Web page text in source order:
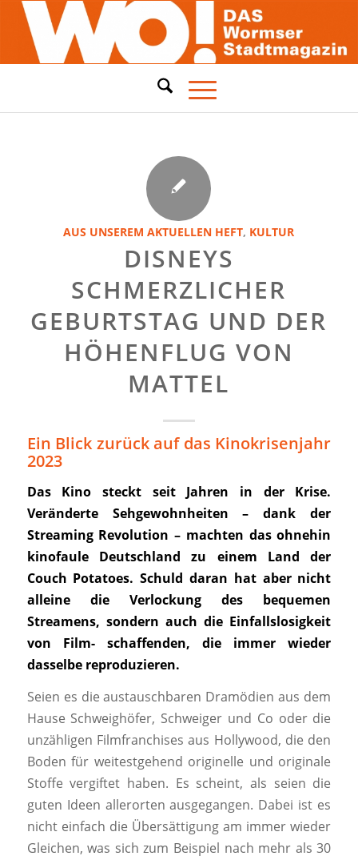
AUS UNSEREM AKTUELLEN HEFT, KULTUR
DISNEYS
SCHMERZLICHER
GEBURTSTAG UND DER
HÖHENFLUG VON
MATTEL
Ein Blick zurück auf das Kinokrisenjahr
2023
Das Kino steckt seit Jahren in der Krise.
Veränderte Sehgewohnheiten – dank der
Streaming Revolution – machten das ohnehin
kinofaule Deutschland zu einem Land der
Couch Potatoes. Schuld daran hat aber nicht
alleine die Verlockung des bequemen
Streamens, sondern auch die Einfallslosigkeit
von Film- schaffenden, die immer wieder
dasselbe reproduzieren.
Seien es die austauschbaren Dramödien aus dem
Hause Schweighöfer, Schweiger und Co oder die
unzähligen Filmfranchises aus Hollywood, die den
Boden für weitestgehend originelle und originale
Stoffe vergiftet haben. Es scheint, als seien die
guten Ideen allerorten ausgegangen. Dabei ist es
nicht einfach die Übersättigung am immer wieder
Gleichen, was sich zum Beispiel nach mehr als 30